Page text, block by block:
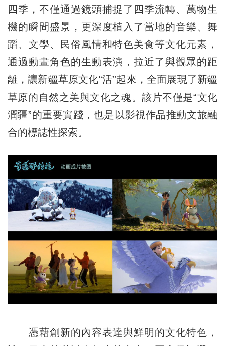
四季，不僅通過鏡頭捕捉了四季流轉、萬物生
機的瞬間盛景，更深度植入了當地的音樂、舞
蹈、文學、民俗風情和特色美食等文化元素，
通過動畫角色的生動表演，拉近了與觀眾的距
離，讓新疆草原文化“活”起來，全面展現了新疆
草原的自然之美與文化之魂。該片不僅是“文化
潤疆”的重要實踐，也是以影視作品推動文旅融
合的標誌性探索。
憑藉創新的內容表達與鮮明的文化特色，